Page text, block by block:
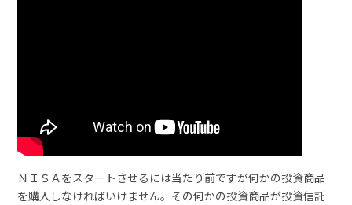
ＮＩＳＡをスタートさせるには当たり前ですが何かの投資商品
を購入しなければいけません。その何かの投資商品が投資信託